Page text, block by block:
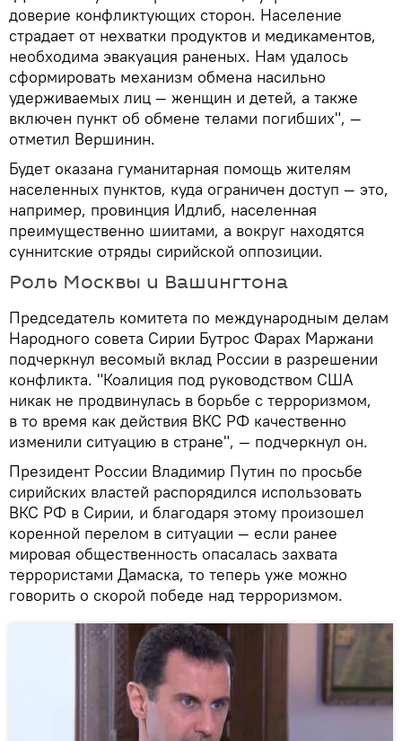
доверие конфликтующих сторон. Население
страдает от нехватки продуктов и медикаментов,
необходима эвакуация раненых. Нам удалось
сформировать механизм обмена насильно
удерживаемых лиц — женщин и детей, а также
включен пункт об обмене телами погибших", —
отметил Вершинин.
Будет оказана гуманитарная помощь жителям
населенных пунктов, куда ограничен доступ — это,
например, провинция Идлиб, населенная
преимущественно шиитами, а вокруг находятся
суннитские отряды сирийской оппозиции.
Роль Москвы и Вашингтона
Председатель комитета по международным делам
Народного совета Сирии Бутрос Фарах Маржани
подчеркнул весомый вклад России в разрешении
конфликта. "Коалиция под руководством США
никак не продвинулась в борьбе с терроризмом,
в то время как действия ВКС РФ качественно
изменили ситуацию в стране", — подчеркнул он.
Президент России Владимир Путин по просьбе
сирийских властей распорядился использовать
ВКС РФ в Сирии, и благодаря этому произошел
коренной перелом в ситуации — если ранее
мировая общественность опасалась захвата
террористами Дамаска, то теперь уже можно
говорить о скорой победе над терроризмом.